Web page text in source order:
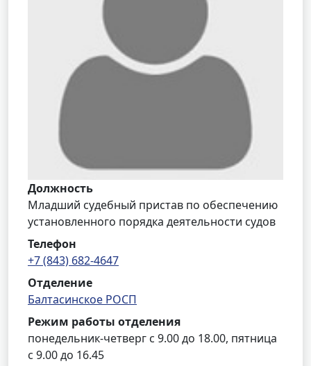
Должность
Младший судебный пристав по обеспечению
установленного порядка деятельности судов
Телефон
+7 (843) 682-4647
Отделение
Балтасинское РОСП
Режим работы отделения
понедельник-четверг с 9.00 до 18.00, пятница
с 9.00 до 16.45